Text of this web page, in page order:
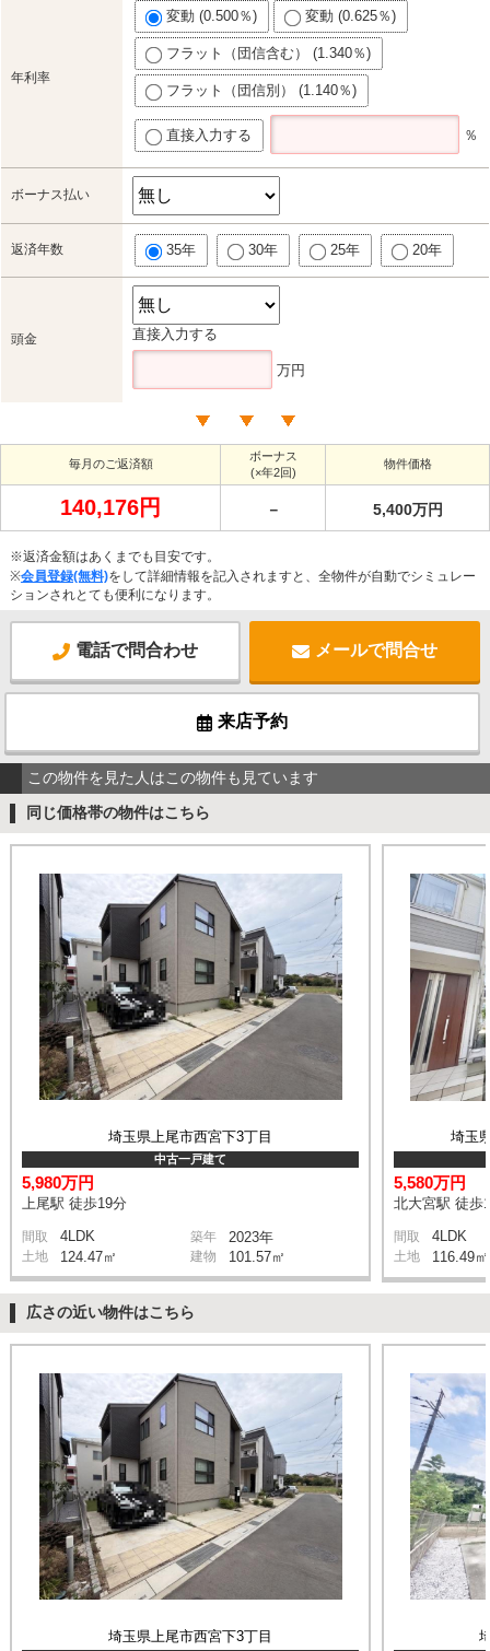
年利率
変動 (0.500％) 変動 (0.625％)
フラット（団信含む） (1.340％)
フラット（団信別） (1.140％)
直接入力する ％
ボーナス払い
返済年数 35年 30年 25年 20年
頭金 直接入力する
万円
毎月のご返済額
ボーナス
(×年2回)
物件価格
140,176円 － 5,400万円
※返済金額はあくまでも目安です。
※会員登録(無料)をして詳細情報を記入されますと、全物件が自動でシミュレー
ションされとても便利になります。
電話で問合わせ メールで問合せ
来店予約
この物件を見た人はこの物件も見ています
同じ価格帯の物件はこちら
埼玉県上尾市西宮下3丁目
中古一戸建て
5,980万円
上尾駅 徒歩19分
間取 4LDK 築年 2023年
土地 124.47㎡ 建物 101.57㎡
埼玉
5,580万円
北大宮駅 徒歩
間取 4LDK
土地 116.49㎡
広さの近い物件はこちら
埼玉県上尾市西宮下3丁目